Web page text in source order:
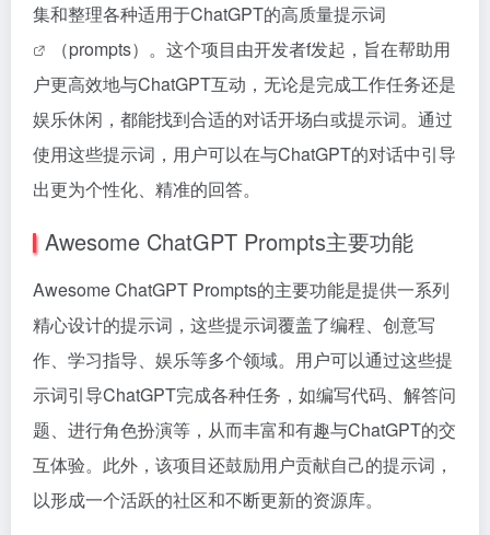
集和整理各种适用于ChatGPT的高质量提示词
（prompts）。这个项目由开发者f发起，旨在帮助用
户更高效地与ChatGPT互动，无论是完成工作任务还是
娱乐休闲，都能找到合适的对话开场白或提示词。通过
使用这些提示词，用户可以在与ChatGPT的对话中引导
出更为个性化、精准的回答。
Awesome ChatGPT Prompts主要功能
Awesome ChatGPT Prompts的主要功能是提供一系列
精心设计的提示词，这些提示词覆盖了编程、创意写
作、学习指导、娱乐等多个领域。用户可以通过这些提
示词引导ChatGPT完成各种任务，如编写代码、解答问
题、进行角色扮演等，从而丰富和有趣与ChatGPT的交
互体验。此外，该项目还鼓励用户贡献自己的提示词，
以形成一个活跃的社区和不断更新的资源库。